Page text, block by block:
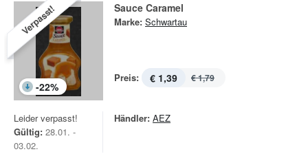
Verpasst!
-22%
Sauce Caramel
Marke: Schwartau
Preis: € 1,39 € 1,79
Leider verpasst!
Gültig: 28.01. -
03.02.
Händler: AEZ